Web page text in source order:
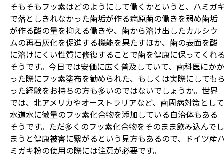
そもそもフッ素はどのようにして働くかというと、ハミガ
で落としきれなかった歯垢が作る病原菌の働きを弱め歯垢
が作る酸の量を抑える働きや、歯から溶け出したカルシウ
ムの再石灰化を促進する機能を果たすほか、歯の表面を酸
に溶けにくい性質に修復することで歯を健康に保ってくれ
そうです。今日では安価に広く普及していて、歯科医にかか
った際にフッ素塗布を勧められた、もしくは実際にしても
った経験をお持ちの方も多いのではないでしょうか。世界
では、北アメリカやオーストラリアなど、歯周病対策として
水道水に微量のフッ素化合物を添加している自治体もある
そうです。ただ多くのフッ素化合物をそのまま飲み込んでし
まうと健康被害に繋がるという見方もあるので、ドイツ産
ミガキ粉の使用の際には注意が必要です。